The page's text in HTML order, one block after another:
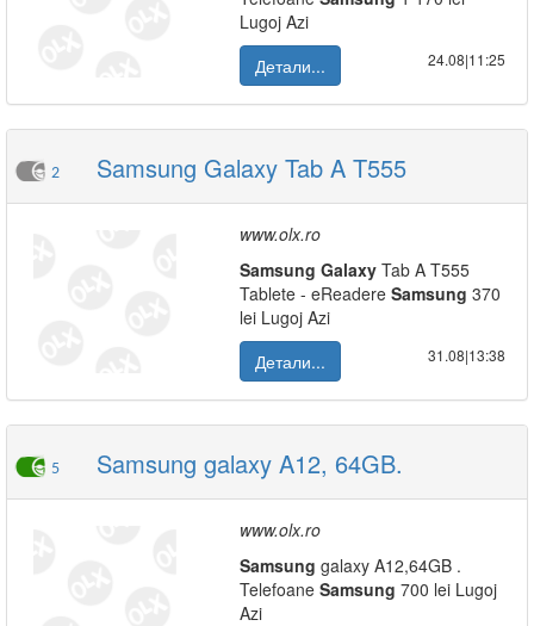
Lugoj Azi
Детали...
24.08|11:25
2 Samsung Galaxy Tab A T555
www.olx.ro
Samsung Galaxy Tab A T555
Tablete - eReadere Samsung 370
lei Lugoj Azi
Детали...
31.08|13:38
5 Samsung galaxy A12, 64GB.
www.olx.ro
Samsung galaxy A12,64GB .
Telefoane Samsung 700 lei Lugoj
Azi